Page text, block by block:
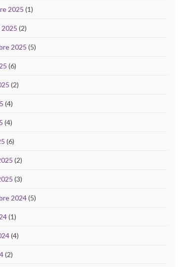
2025 (1)
(2)
2025 (5)
(6)
(2)
(4)
(4)
(6)
(2)
(3)
2024(5)
(1)
(4)
(2)